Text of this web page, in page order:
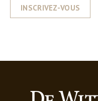
INSCRIVEZ-VOUS